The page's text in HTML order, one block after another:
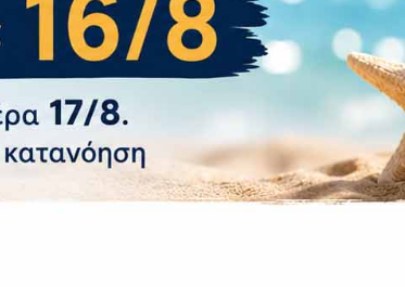
5000 mAh, Fast charging 30W
Ναί
Ναι